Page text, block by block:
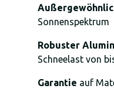
Sonnenspektrum
Robuster
Schneelast von
Garantie auf